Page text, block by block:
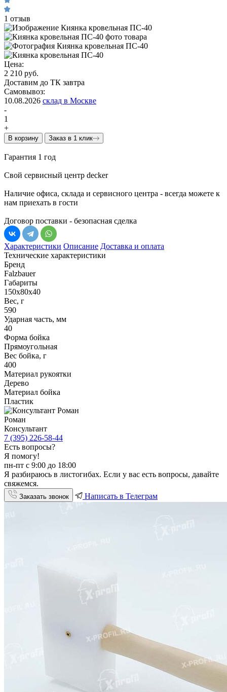
1 отзыв
Цена:
2 210 руб.
Доставим до ТК завтра
Самовывоз:
10.08.2026 склад в Москве
-
1
+
В корзину Заказ в 1 клик
Гарантия 1 год
Свой сервисный центр decker
Наличие офиса, склада и сервисного центра - всегда можете к
нам приехать в гости
Договор поставки - безопасная сделка
Характеристики Описание Доставка и оплата
Технические характеристики
Бренд
Falzbauer
Габариты
150х80х40
Вес, г
590
Ударная часть, мм
40
Форма бойка
Прямоугольная
Вес бойка, г
400
Материал рукоятки
Дерево
Материал бойка
Пластик
Роман
Консультант
7 (395) 226-58-44
Есть вопросы?
Я помогу!
пн-пт с 9:00 до 18:00
Я разбираюсь в листогибах. Если у вас есть вопросы, давайте
свяжемся.
Заказать звонок Написать в Телеграм